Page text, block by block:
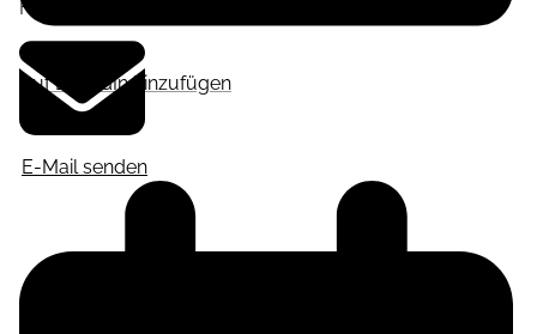
Auf LinkedIn hinzufügen
Frankfurt am Main
E-Mail senden